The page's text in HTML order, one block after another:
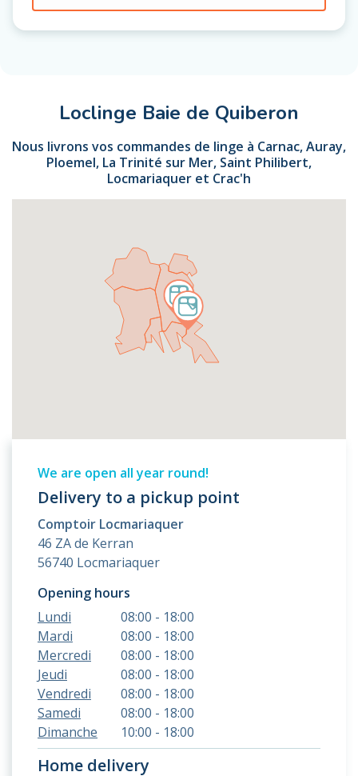
Loclinge Baie de Quiberon
Nous livrons vos commandes de linge à Carnac, Auray,
Ploemel, La Trinité sur Mer, Saint Philibert,
Locmariaquer et Crac'h
We are open all year round!
Delivery to a pickup point
Comptoir Locmariaquer
46 ZA de Kerran
56740 Locmariaquer
Opening hours
Lundi
08:00 - 18:00
Mardi
08:00 - 18:00
Mercredi
08:00 - 18:00
Jeudi
08:00 - 18:00
Vendredi
08:00 - 18:00
Samedi
08:00 - 18:00
Dimanche
10:00 - 18:00
Home delivery